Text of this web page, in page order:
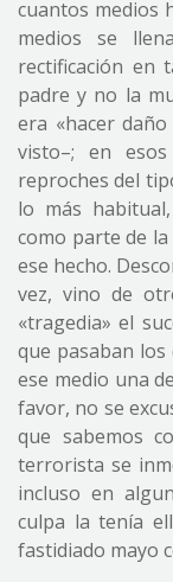
cuantos medios
medios se
rectificación en
padre y no la
era «hacer
visto–; en
reproches del
lo más
como parte de la
ese hecho.
vez, vino de
«tragedia» el
que pasaban
ese medio una
favor, no se
que sabemos
terrorista se
incluso en
culpa la tenía
fastidiado mayo